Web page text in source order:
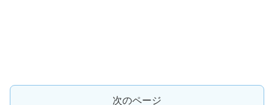
次のページ